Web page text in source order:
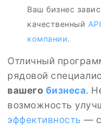
Ваш бизнес
качественный API
компании.
Отличный
рядовой
вашего бизнеса.
возможность
эффективность —